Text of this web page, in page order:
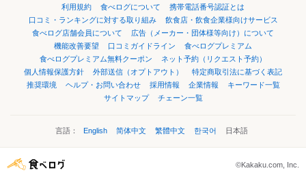
利用規約 食べログについて
携帯電話番号認証とは
口コミ・ランキングに対する取り組み
飲食店・飲食企業様向けサービス
食べログ店舗会員について
広告（メーカー・団体様等向け）について
機能改善要望
口コミガイドライン
食べログプレミアム
食べログプレミアム無料クーポン
ネット予約（リクエスト予約）
個人情報保護方針
外部送信（オプトアウト）
特定商取引法に基づく表記
推奨環境
ヘルプ・お問い合わせ 採用情報 企業情報
キーワード一覧
サイトマップ
チェーン一覧
言語： English 简体中文 繁體中文 한국어 日本語
©Kakaku.com, Inc.